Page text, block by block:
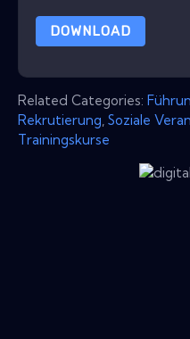
DOWNLOAD
Related Categories:
Rekrutierung Soziale
Trainingskurse